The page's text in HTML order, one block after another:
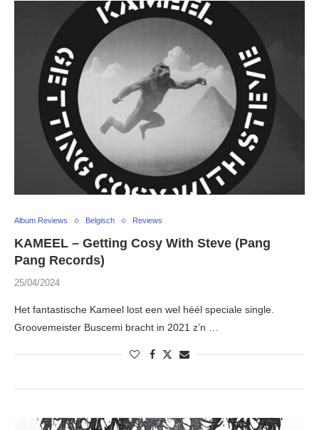
Album Reviews Belgisch Reviews
KAMEEL – Getting Cosy With Steve (Pang
Pang Records)
25/04/2024
Het fantastische Kameel lost een wel héél speciale single.
Groovemeister Buscemi bracht in 2021 z’n …